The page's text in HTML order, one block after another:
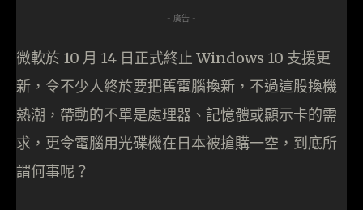
- 廣告 -
微軟於 10 月 14 日正式終止 Windows 10 支援更
新，令不少人終於要把舊電腦換新，不過這股換機
熱潮，帶動的不單是處理器、記憶體或顯示卡的需
求，更令電腦用光碟機在日本被搶購一空，到底所
謂何事呢？